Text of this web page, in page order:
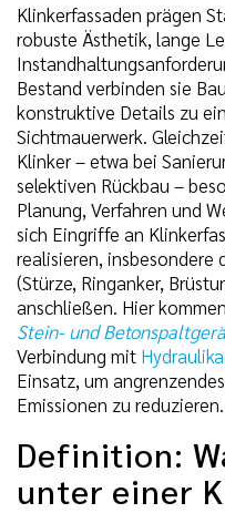
Klinkerfassaden prägen
robuste Ästhetik, lange
Bestand verbinden sie
konstruktive Details zu
Sichtmauerwerk.
Klinker – etwa bei
selektiven Rückbau –
Planung, Verfahren und
sich Eingriffe an
realisieren, insbesondere
(Stürze, Ringanker,
anschließen. Hier
Stein- und
Verbindung mit
Einsatz, um
Emissionen zu reduzieren.
Definition:
unter einer